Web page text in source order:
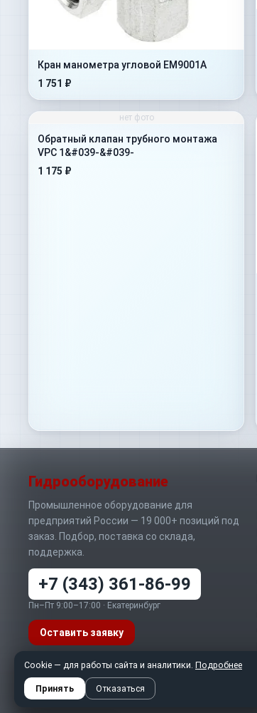
Кран манометра угловой EM9001A
1 751 ₽
нет фото
Обратный клапан трубного монтажа
VPC 1&#039-&#039-
1 175 ₽
Гидрооборудование
Промышленное оборудование для
предприятий России — 19 000+ позиций под
заказ. Подбор, поставка со склада,
поддержка.
+7 (343) 361-86-99
Пн–Пт 9:00–17:00 · Екатеринбург
Оставить заявку
WhatsApp Telegram MAX
info@sd-t.ru
Cookie — для работы сайта и аналитики. Подробнее
Принять Отказаться